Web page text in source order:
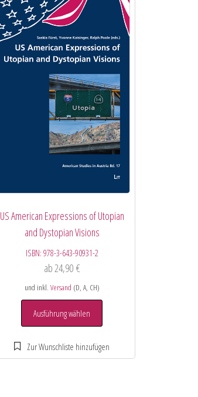
US American Expressions of Utopian
and Dystopian Visions
ISBN: 978-3-643-90931-2
ab 24,90 €
und inkl. Versand (D, A, CH)
Ausführung wählen